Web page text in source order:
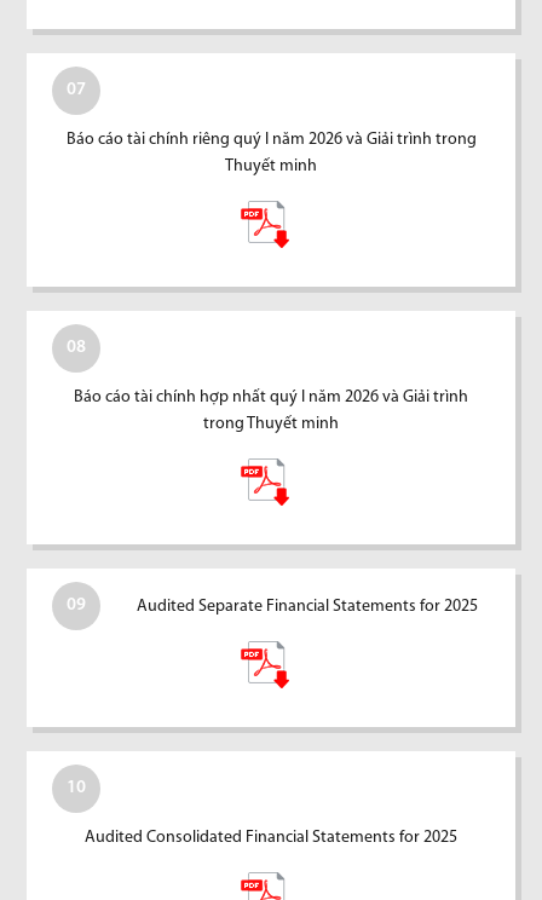
07
Báo cáo tài chính riêng quý I năm 2026 và Giải trình trong
Thuyết minh
08
Báo cáo tài chính hợp nhất quý I năm 2026 và Giải trình
trong Thuyết minh
09 Audited Separate Financial Statements for 2025
10
Audited Consolidated Financial Statements for 2025